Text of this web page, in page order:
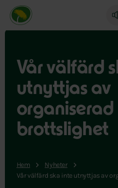
Miljöpartiet de gröna, startsida
Vår välfärd
utnyttjas av
organiserad
brottslighet
Hem
Nyheter
Vår välfärd ska inte utnyttjas av